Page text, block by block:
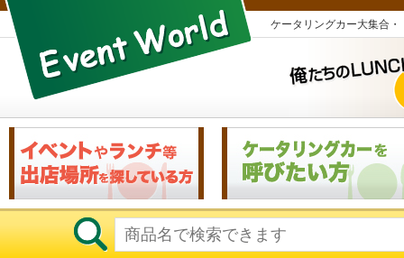
ケータリングカー大集合